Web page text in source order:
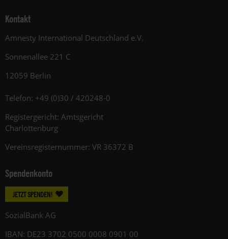
Kontakt
Amnesty International Deutschland e.V.
Sonnenallee 221 C
12059 Berlin
Telefon: +49 (0)30 / 420248-0
Registergericht: Amtsgericht
Charlottenburg
Vereinsregisternummer: VR 36372 B
Spendenkonto
JETZT SPENDEN!
SozialBank AG
IBAN: DE23 3702 0500 0008 0901 00